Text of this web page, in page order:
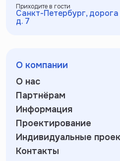
Приходите в гости
Санкт-Петербург,
д. 7
О компании
О нас
Партнёрам
Информация
Проектирование
Индивидуальные
Контакты